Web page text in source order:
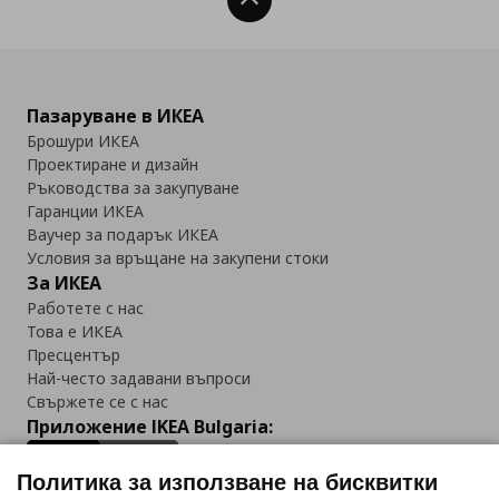
Пазаруване в ИКЕА
Брошури ИКЕА
Проектиране и дизайн
Ръководства за закупуване
Гаранции ИКЕА
Ваучер за подарък ИКЕА
Условия за връщане на закупени стоки
За ИКЕА
Работете с нас
Това е ИКЕА
Пресцентър
Най-често задавани въпроси
Свържете се с нас
Приложение IKEA Bulgaria:
Политика за използване на бисквитки